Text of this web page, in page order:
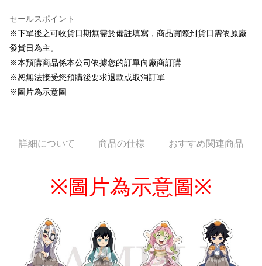
配送方法
全家取貨付款
配送毎にNT$65、NT$1,300以上で送料無料
付款後全家取貨
配送毎にNT$65、NT$1,300以上で送料無料
7-11取貨付款
付款後7-11取貨
宅配-木棉花樂園專用
配送毎にNT$100、NT$1,300以上で送料無料
宅配-離島(澎湖/金門/馬祖)-木棉花樂園專用
セールスポイント
※下單後之可收貨日期無需於備註填寫，商品實際到貨日需依原廠
發貨日為主。
※本預購商品係本公司依據您的訂單向廠商訂購
※恕無法接受您預購後要求退款或取消訂單
※圖片為示意圖
詳細について 商品の仕様 おすすめ関連商品
※圖片為示意圖※